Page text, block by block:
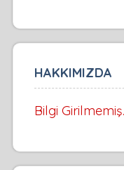
HAKKIMIZDA
Bilgi